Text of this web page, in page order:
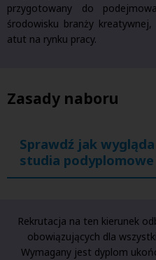
przygotowany do
środowisku branży
atut na rynku pracy.
Zasady naboru
Sprawdź jak
studia podyplomowe
Rekrutacja na ten kierunek
obowiązujących dla
Wymagany jest dyplom